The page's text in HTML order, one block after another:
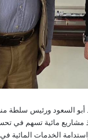
أبو السعود ورئيس سلطة
مشاريع مائية تسهم في
الخدمات المائية